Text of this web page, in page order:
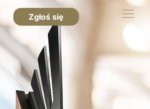
Zgłoś się